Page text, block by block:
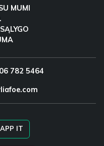
MUMI
782 5464
IT